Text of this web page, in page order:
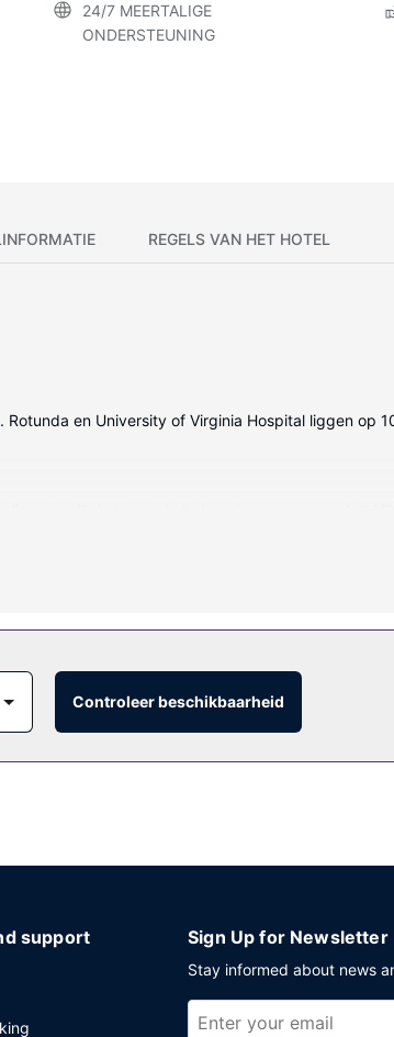
24/7 MEERTALIGE
ONDERSTEUNING
REGELS VAN HET HOTEL
en University of Virginia Hospital liggen op
en de kamers worden dagelijks schoongemaakt.
het café. Sluit je dag af met een drankje in
wordt van 06.00 uur tot 13.00 uur.
Controleer beschikbaarheid
support Sign Up for Newsletter
Stay informed about news